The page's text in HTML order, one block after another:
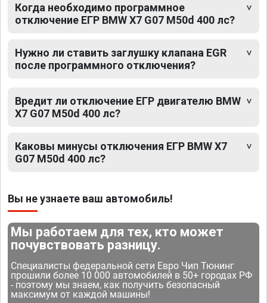
Когда необходимо программное
отключение ЕГР BMW X7 G07 M50d 400 лс?
Нужно ли ставить заглушку клапана EGR
после программного отключения?
Вредит ли отключение ЕГР двигателю BMW
X7 G07 M50d 400 лс?
Каковы минусы отключения ЕГР BMW X7
G07 M50d 400 лс?
Вы не узнаете ваш автомобиль!
Мы работаем для тех, кто может
почувствовать разницу.
Специалисты федеральной сети Евро Чип Тюнинг
прошили более 10 000 автомобилей в 50+ городах РФ
- поэтому мы знаем, как получить безопасный
максимум от каждой машины!